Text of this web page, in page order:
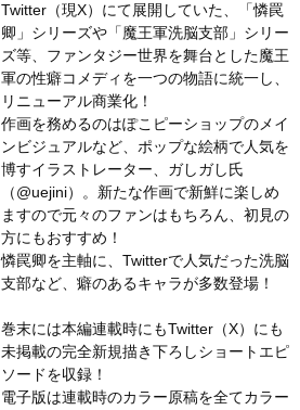
Twitter（現X）にて展開していた、「憐罠
卿」シリーズや「魔王軍洗脳支部」シリー
ズ等、ファンタジー世界を舞台とした魔王
軍の性癖コメディを一つの物語に統一し、
リニューアル商業化！
作画を務めるのはぽこピーショップのメイ
ンビジュアルなど、ポップな絵柄で人気を
博すイラストレーター、ガしガし氏
（@uejini）。新たな作画で新鮮に楽しめ
ますので元々のファンはもちろん、初見の
方にもおすすめ！
憐罠卿を主軸に、Twitterで人気だった洗脳
支部など、癖のあるキャラが多数登場！
巻末には本編連載時にもTwitter（X）にも
未掲載の完全新規描き下ろしショートエピ
ソードを収録！
電子版は連載時のカラー原稿を全てカラー